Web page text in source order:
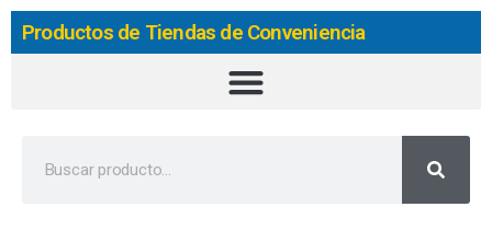
Productos de Tiendas de Conveniencia